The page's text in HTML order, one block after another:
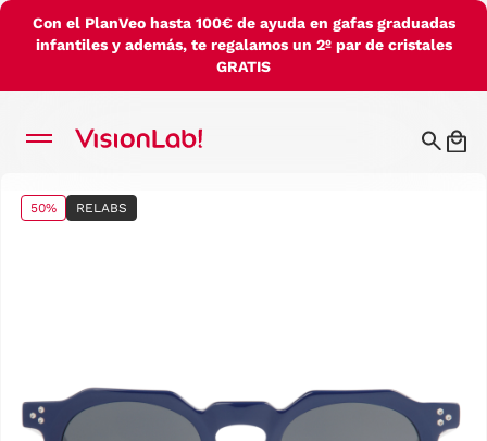
Con el PlanVeo hasta 100€ de ayuda en gafas graduadas
infantiles y además, te regalamos un 2º par de cristales
GRATIS
50% RELABS